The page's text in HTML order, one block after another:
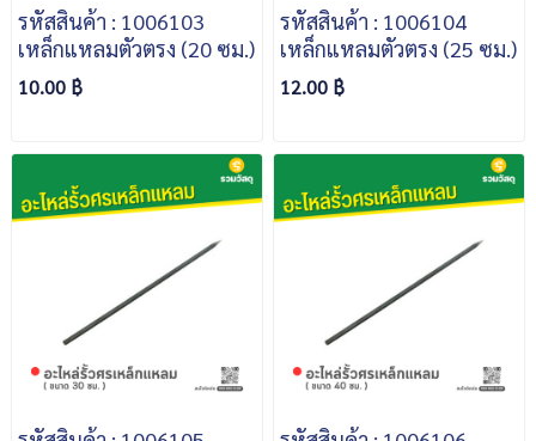
รหัสสินค้า : 1006103
เหล็กแหลมตัวตรง (20 ซม.)
10.00 ฿
รหัสสินค้า : 1006104
เหล็กแหลมตัวตรง (25 ซม.)
12.00 ฿